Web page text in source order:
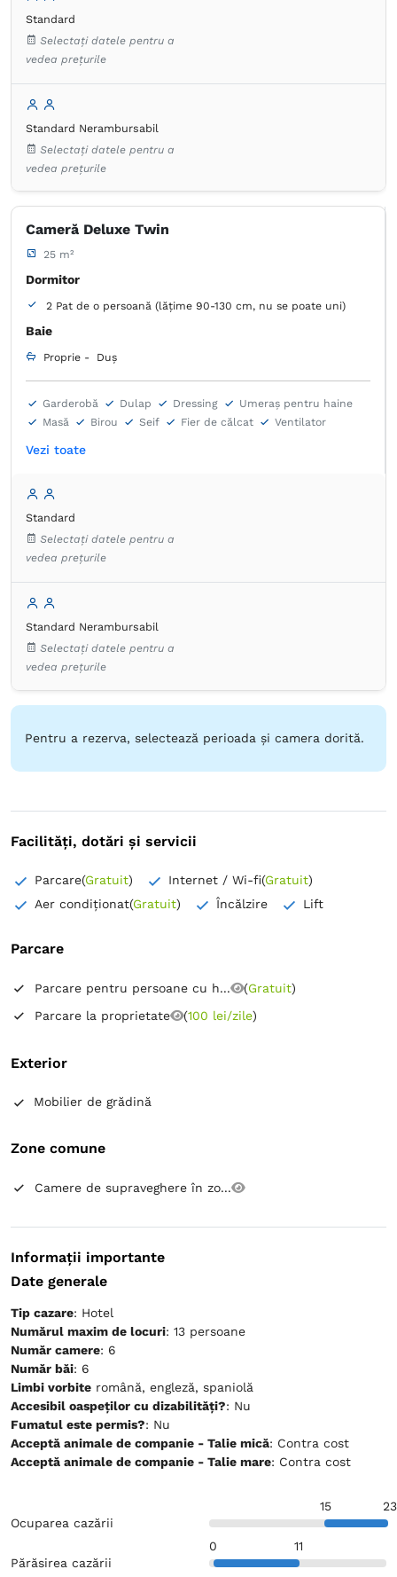
Articole de toaletă gratuite
Uscător de păr
Produse de curățenie
Aparat de cafea
Standard
Selectați datele pentru a
vedea prețurile
Standard Nerambursabil
Selectați datele pentru a
vedea prețurile
Cameră Deluxe Twin
25 m²
Dormitor
2 Pat de o persoană (lățime 90-130 cm, nu se poate uni)
Baie
Proprie - Duș
Garderobă Dulap Dressing
Umeraș pentru haine
Masă
Birou Seif Fier de călcat
Ventilator
Uscător de păr
Produse de curățenie
Aparat de cafea
Frigider în cameră
Pardoseală de gresie/marmură
Vezi toate
Standard
Selectați datele pentru a
vedea prețurile
Standard Nerambursabil
Selectați datele pentru a
vedea prețurile
Pentru a rezerva, selectează perioada și camera dorită.
Facilități, dotări și servicii
Parcare(Gratuit) Internet / Wi-fi(Gratuit)
Aer condiționat(Gratuit) Încălzire Lift
Parcare
Parcare pentru persoane cu h... (Gratuit)
Parcare la proprietate
(100 lei/zile)
Exterior
Mobilier de grădină
Zone comune
Camere de supraveghere în zo...
Informații importante
Date generale
Tip cazare: Hotel
Numărul maxim de locuri: 13 persoane
Număr camere: 6
Număr băi: 6
Limbi vorbite română, engleză, spaniolă
Accesibil oaspeților cu dizabilități?
: Nu
Fumatul este permis?
: Nu
Acceptă animale de companie - Talie mică
: Contra cost
Acceptă animale de companie - Talie mare
: Contra cost
Ocuparea cazării
15 23
Părăsirea cazării
0 11